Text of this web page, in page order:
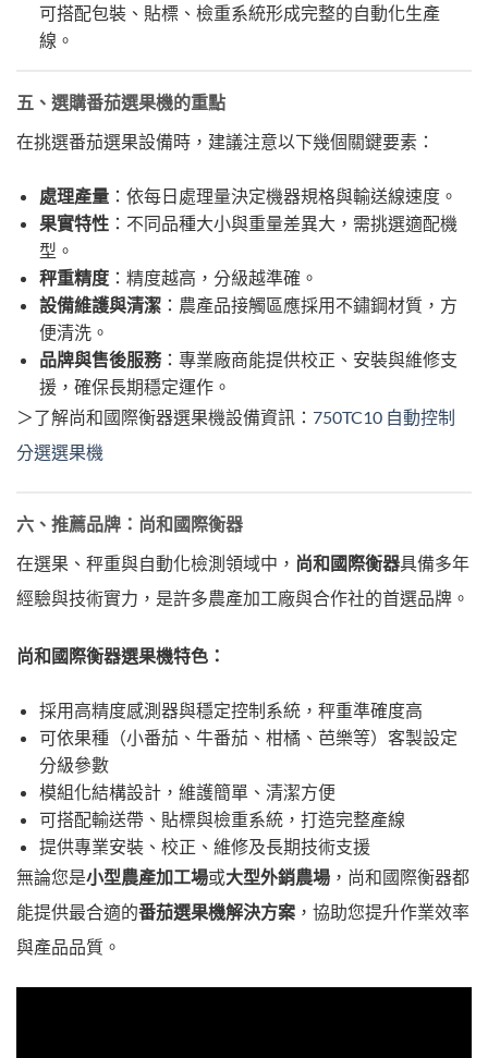
可搭配包裝、貼標、檢重系統形成完整的自動化生產
線。
五、選購番茄選果機的重點
在挑選番茄選果設備時，建議注意以下幾個關鍵要素：
處理產量：依每日處理量決定機器規格與輸送線速度。
果實特性：不同品種大小與重量差異大，需挑選適配機
型。
秤重精度：精度越高，分級越準確。
設備維護與清潔：農產品接觸區應採用不鏽鋼材質，方
便清洗。
品牌與售後服務：專業廠商能提供校正、安裝與維修支
援，確保長期穩定運作。
＞了解尚和國際衡器選果機設備資訊： 750TC10 自動控制
分選選果機
六、推薦品牌：尚和國際衡器
在選果、秤重與自動化檢測領域中， 尚和國際衡器具備多年
經驗與技術實力，是許多農產加工廠與合作社的首選品牌。
尚和國際衡器選果機特色：
採用高精度感測器與穩定控制系統，秤重準確度高
可依果種（小番茄、牛番茄、柑橘、芭樂等）客製設定
分級參數
模組化結構設計，維護簡單、清潔方便
可搭配輸送帶、貼標與檢重系統，打造完整產線
提供專業安裝、校正、維修及長期技術支援
無論您是小型農產加工場或大型外銷農場 ，尚和國際衡器都
能提供最合適的番茄選果機解決方案 ，協助您提升作業效率
與產品品質。